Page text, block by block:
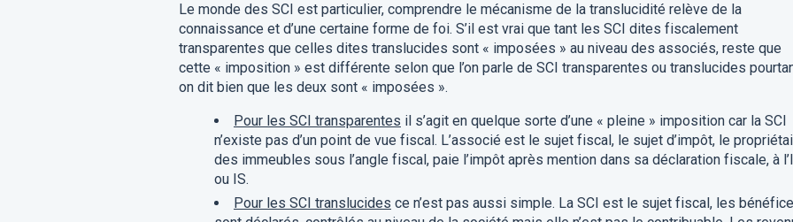
Le monde des SCI est particulier, comprendre le mécanisme de la translucidité relève de la
connaissance et d’une certaine forme de foi. S’il est vrai que tant les SCI dites fiscalement
transparentes que celles dites translucides sont « imposées » au niveau des associés, reste que
cette « imposition » est différente selon que l’on parle de SCI transparentes ou translucides
on dit bien que les deux sont « imposées ».
Pour les SCI transparentes il s’agit en quelque sorte d’une « pleine » imposition car la SCI
n’existe pas d’un point de vue fiscal. L’associé est le sujet fiscal, le sujet d’impôt, le
des immeubles sous l’angle fiscal, paie l’impôt après mention dans sa déclaration fiscale, à
ou IS.
Pour les SCI translucides ce n’est pas aussi simple. La SCI est le sujet fiscal, les